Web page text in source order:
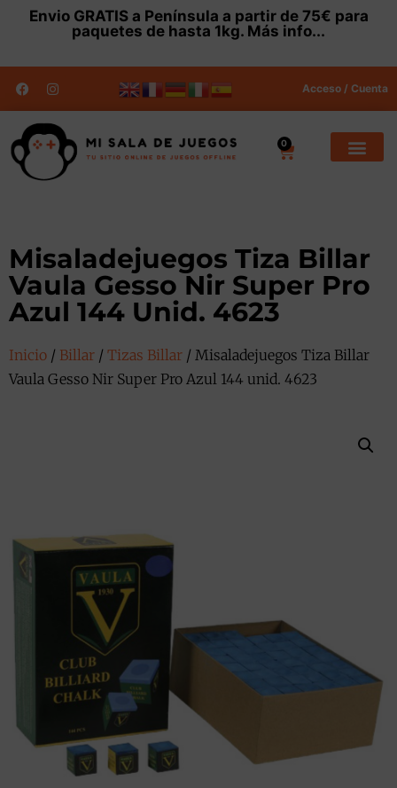
Envio GRATISa Península a partir de 75€ para
paquetes de hasta 1kg. Más info...
Acceso / Cuenta
0
Misaladejuegos Tiza Billar
Vaula Gesso Nir Super Pro
Azul 144 Unid. 4623
Inicio / Billar / Tizas Billar / Misaladejuegos Tiza Billar
Vaula Gesso Nir Super Pro Azul 144 unid. 4623